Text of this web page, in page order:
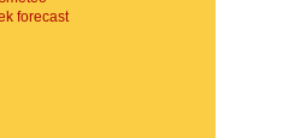
forecast